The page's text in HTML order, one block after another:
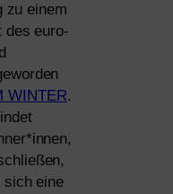
zu einem
des euro­
WINTER.
sich eine